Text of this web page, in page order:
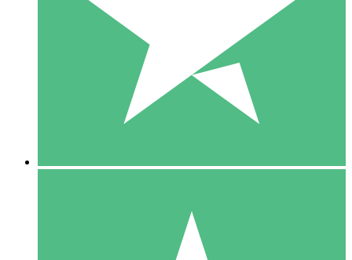
1 Téléchargement
10 00
10 Téléchargements
20 00